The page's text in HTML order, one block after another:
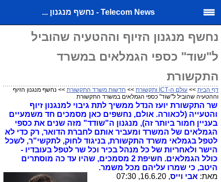
Telecom News - נחשף מנגנון ...
נחשף מנגנון הזיוף וההטעיה שהוביל
ל"שוד" כספי הגמלאים במשרד
התקשורת
דף הבית >> עולם ה-ICT ותקשורת >> חדשות משרד התקשורת >> נחשף מנגנון הזיוף
וההטעיה שהוביל ל"שוד" כספי הגמלאים במשרד התקשורת
שר התקשורת יועז הנדל ממשיך לתת גיבוי למנגנון זיוף
והטעייה (לכאורה. אולם, נחשפים כאן מסמכים חד משמעיים
בעניין חמור ביותר זה), מנגנון ה"שודד" מזה שנים את כספי
הגמלאים של המשרד ומעביר אותם לחברת הדואר, רק כדי לא
לטפל בגמלאי משרד התקשורת, בניגוד לחוק, לתקשי"ר, לשכל
הישר ולאחריות של כל מנהל בכיר וכל שר לטפל בעובדיו -
כולל הגמלאים. חשיפת 2 מסמכים, שהיו עד כה מוסתרים
היטב, כי שמרו עליהם מכל משמר.
מאת: אבי וייס, 16.6.20, 07:30